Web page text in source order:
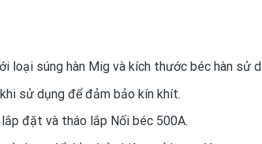
loại súng hàn Mig và kích thước béc hàn sử
sử dụng để đảm bảo kín khít.
đặt và tháo lắp Nối béc 500A.